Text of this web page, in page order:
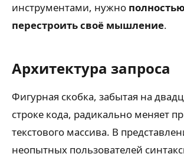
инструментами, нужно полностью
перестроить своё мышление.
Архитектура запроса
Фигурная скобка, забытая на
строке кода, радикально меняет
текстового массива. В
неопытных пользователей